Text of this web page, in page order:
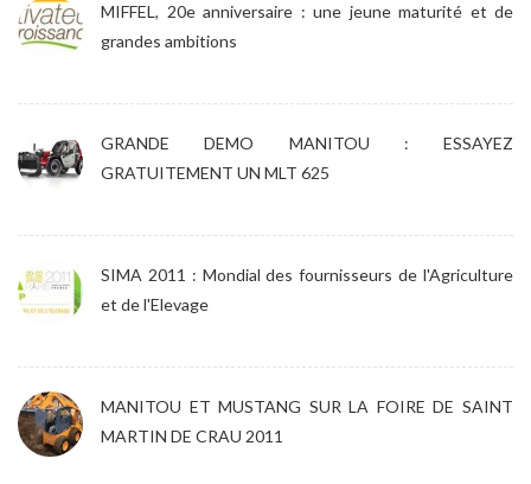
MIFFEL, 20e anniversaire : une jeune maturité et de
grandes ambitions
GRANDE DEMO MANITOU : ESSAYEZ
GRATUITEMENT UN MLT 625
SIMA 2011 : Mondial des fournisseurs de l'Agriculture
et de l'Elevage
MANITOU ET MUSTANG SUR LA FOIRE DE SAINT
MARTIN DE CRAU 2011